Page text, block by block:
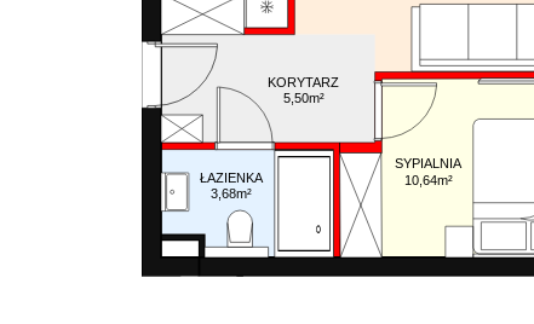
SYPIALNIA
10,64m²
ŁAZIENKA
3,68m²
KORYTARZ
5,50m²